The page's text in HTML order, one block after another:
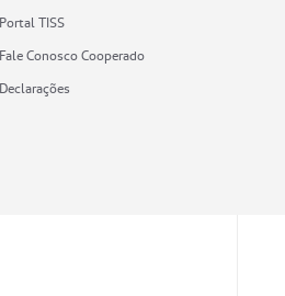
Portal TISS
Fale Conosco Cooperado
Declarações